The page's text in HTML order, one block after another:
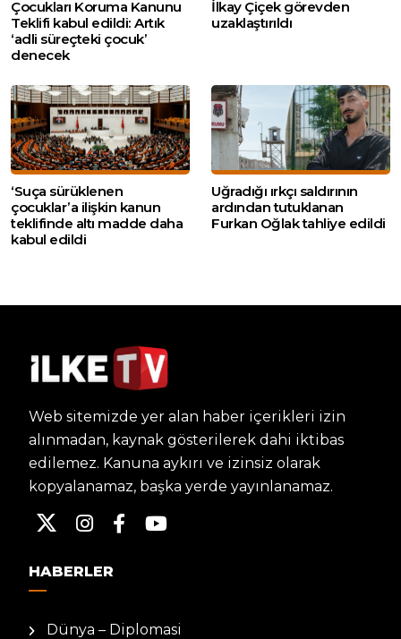
Çocukları Koruma Kanunu
Teklifi kabul edildi: Artık
‘adli süreçteki çocuk’
denecek
İlkay Çiçek görevden
uzaklaştırıldı
‘Suça sürüklenen
çocuklar’a ilişkin kanun
teklifinde altı madde daha
kabul edildi
Uğradığı ırkçı saldırının
ardından tutuklanan
Furkan Oğlak tahliye edildi
Web sitemizde yer alan haber içerikleri izin
alınmadan, kaynak gösterilerek dahi iktibas
edilemez. Kanuna aykırı ve izinsiz olarak
kopyalanamaz, başka yerde yayınlanamaz.
HABERLER
Dünya – Diplomasi